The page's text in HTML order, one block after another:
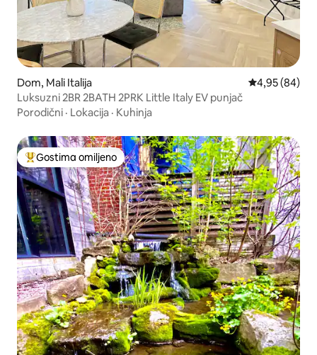
Dom, Mali Italija Prosečna
4,95 (84)
Luksuzni 2BR 2BATH 2PRK Little Italy EV punjač
Porodični · Lokacija · Kuhinja
Najuspešniji među gostima omiljenim
Gostima omiljeno